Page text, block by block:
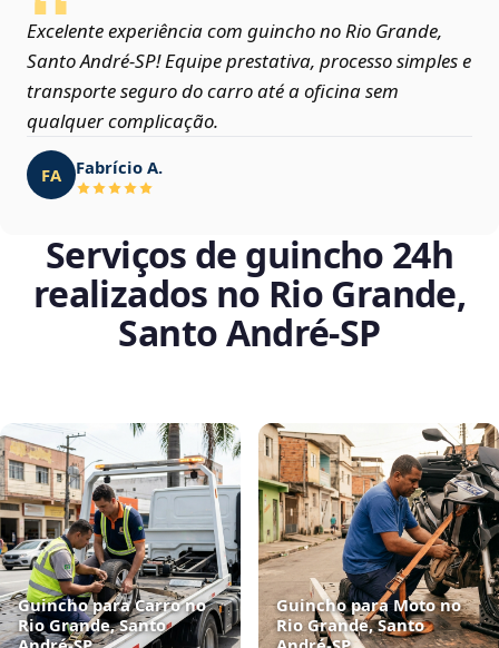
Excelente experiência com guincho no Rio Grande,
Santo André‑SP! Equipe prestativa, processo simples e
transporte seguro do carro até a oficina sem
qualquer complicação.
FA Fabrício A.
Serviços de guincho 24h
realizados no Rio Grande,
Santo André‑SP
Guincho para Carro no
Rio Grande, Santo
Guincho para Moto no
Rio Grande, Santo